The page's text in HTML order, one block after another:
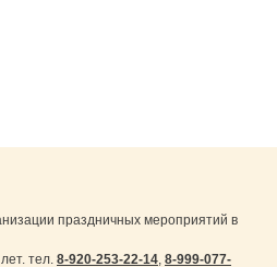
праздничных мероприятий в
тел. 8-920-253-22-14, 8-999-077-